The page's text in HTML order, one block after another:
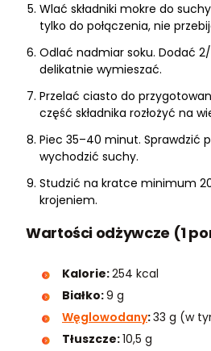
Wlać składniki mokre do
tylko do połączenia, nie
Odlać nadmiar soku. Dodać
delikatnie wymieszać.
Przelać ciasto do
część składnika rozłożyć na
Piec 35–40 minut. Sprawdzić
wychodzić suchy.
Studzić na kratce minimum
krojeniem.
Wartości odżywcze (1
Kalorie:254 kcal
Białko:9 g
Węglowodany:33 g (w
Tłuszcze:10,5 g